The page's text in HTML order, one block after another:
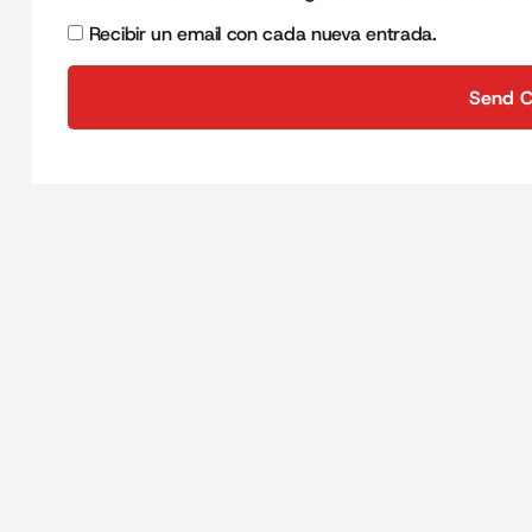
Recibir un email con cada nueva entrada.
Send